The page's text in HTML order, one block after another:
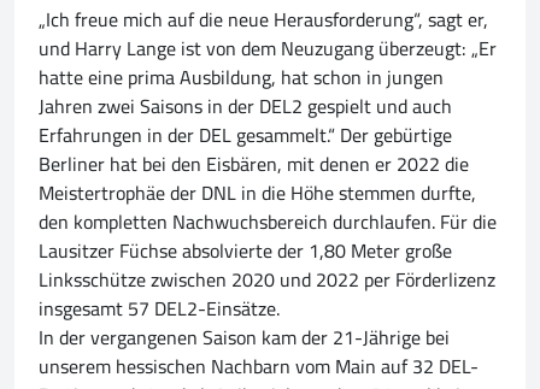
„Ich freue mich auf die neue Herausforderung“, sagt er,
und Harry Lange ist von dem Neuzugang überzeugt: „Er
hatte eine prima Ausbildung, hat schon in jungen
Jahren zwei Saisons in der DEL2 gespielt und auch
Erfahrungen in der DEL gesammelt.“ Der gebürtige
Berliner hat bei den Eisbären, mit denen er 2022 die
Meistertrophäe der DNL in die Höhe stemmen durfte,
den kompletten Nachwuchsbereich durchlaufen. Für die
Lausitzer Füchse absolvierte der 1,80 Meter große
Linksschütze zwischen 2020 und 2022 per Förderlizenz
insgesamt 57 DEL2-Einsätze.
In der vergangenen Saison kam der 21-Jährige bei
unserem hessischen Nachbarn vom Main auf 32 DEL-